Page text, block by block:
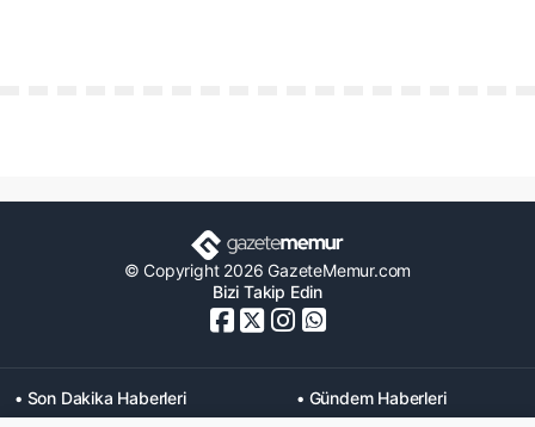
© Copyright 2026 GazeteMemur.com
Bizi Takip Edin
• Son Dakika Haberleri
• Gündem Haberleri